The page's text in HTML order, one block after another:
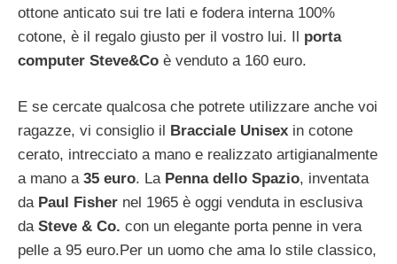
ottone anticato sui tre lati e fodera interna 100%
cotone, è il regalo giusto per il vostro lui. Il porta
computer Steve&Co è venduto a 160 euro.
E se cercate qualcosa che potrete utilizzare anche voi
ragazze, vi consiglio il Bracciale Unisex in cotone
cerato, intrecciato a mano e realizzato artigianalmente
a mano a35 euro. La Penna dello Spazio, inventata
da Paul Fisher nel 1965 è oggi venduta in esclusiva
da Steve & Co. con un elegante porta penne in vera
pelle a 95 euro.Per un uomo che ama lo stile classico,